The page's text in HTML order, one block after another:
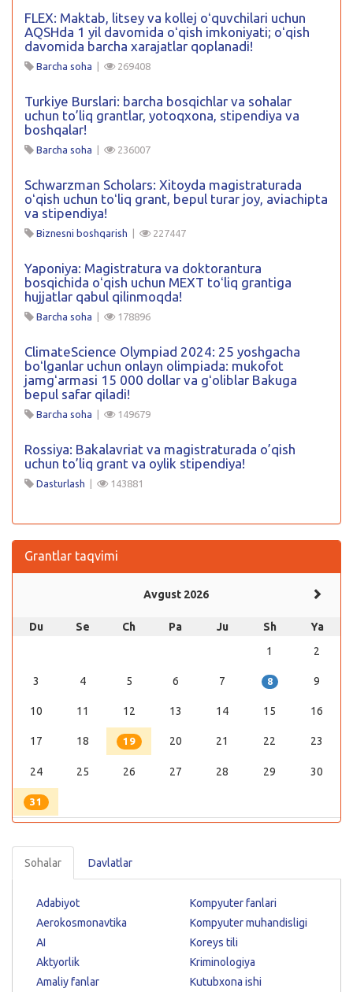
FLEX: Maktab, litsey va kollej oʻquvchilari uchun
AQSHda 1 yil davomida oʻqish imkoniyati; oʻqish
davomida barcha xarajatlar qoplanadi!
Barcha soha | 269408
Turkiye Burslari: barcha bosqichlar va sohalar
uchun to’liq grantlar, yotoqxona, stipendiya va
boshqalar!
Barcha soha | 236007
Schwarzman Scholars: Xitoyda magistraturada
oʻqish uchun toʻliq grant, bepul turar joy, aviachipta
va stipendiya!
Biznesni boshqarish | 227447
Yaponiya: Magistratura va doktorantura
bosqichida oʻqish uchun MEXT toʻliq grantiga
hujjatlar qabul qilinmoqda!
Barcha soha | 178896
ClimateScience Olympiad 2024: 25 yoshgacha
boʻlganlar uchun onlayn olimpiada: mukofot
jamgʻarmasi 15 000 dollar va gʻoliblar Bakuga
bepul safar qiladi!
Barcha soha | 149679
Rossiya: Bakalavriat va magistraturada o’qish
uchun to’liq grant va oylik stipendiya!
Dasturlash | 143881
Grantlar taqvimi
Avgust 2026
Du Se Ch Pa Ju Sh
Ya
1
2
3 4 5 6 7 8 9
10 11 12 13 14 15 16
17 18 19 20 21 22 23
24 25 26 27 28 29 30
31
Sohalar Davlatlar
Adabiyot
Aerokosmonavtika
AI
Aktyorlik
Amaliy fanlar
Kompyuter fanlari
Kompyuter muhandisligi
Koreys tili
Kriminologiya
Kutubxona ishi